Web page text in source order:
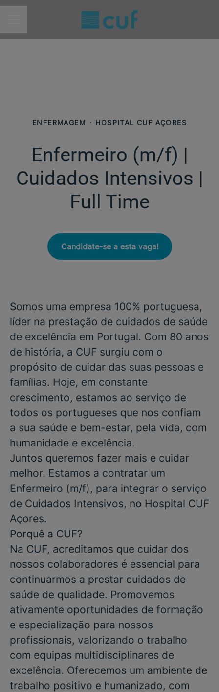
MENU DE CARREIRAS
ENFERMAGEM · HOSPITAL CUF AÇORES
Enfermeiro (m/f) |
Cuidados Intensivos |
Full Time
Candidate-se a esta vaga!
Somos uma empresa 100% portuguesa,
líder na prestação de cuidados de saúde
de excelência em Portugal. Com 80 anos
de história, a CUF surgiu com o
propósito de cuidar das suas pessoas e
famílias. Hoje, em constante
crescimento, estamos ao serviço de
todos os portugueses que nos confiam
a sua saúde e bem-estar, pela vida, com
humanidade e excelência.
Juntos queremos fazer mais e cuidar
melhor. Estamos a contratar um
Enfermeiro (m/f), para integrar o serviço
de Cuidados Intensivos, no Hospital CUF
Açores.
Porquê a CUF?
Na CUF, acreditamos que cuidar dos
nossos colaboradores é essencial para
continuarmos a prestar cuidados de
saúde de qualidade. Promovemos
ativamente oportunidades de formação
e especialização para nossos
profissionais, valorizando o trabalho
com equipas multidisciplinares de
excelência. Oferecemos um ambiente de
trabalho positivo e humanizado, com